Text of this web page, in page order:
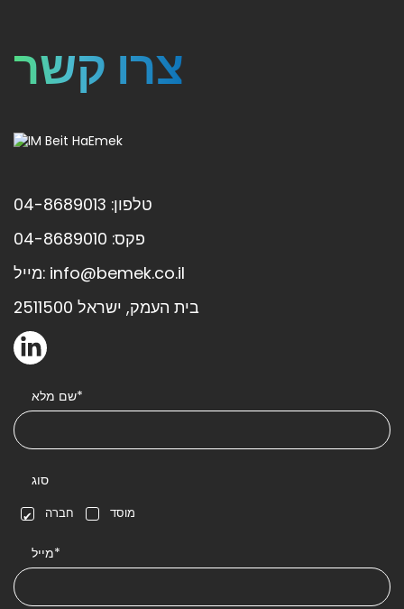
צרו קשר
טלפון: 04-8689013
פקס: 04-8689010
מייל: info@bemek.co.il
בית העמק, ישראל 2511500
שם מלא*
סוג
חברה מוסד
מייל*